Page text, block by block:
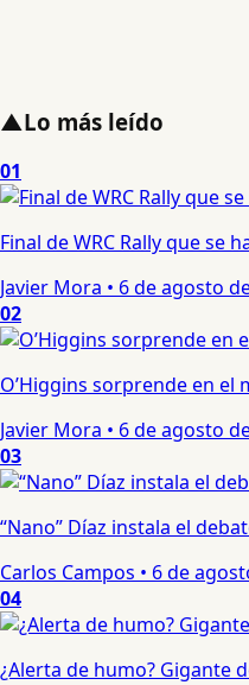
▲Lo más leído
01
Final de WRC Rally que se
Javier Mora • 6 de agosto
02
O’Higgins sorprende en el
Javier Mora • 6 de agosto
03
“Nano” Díaz instala el
Carlos Campos • 6 de
04
¿Alerta de humo? Gigante